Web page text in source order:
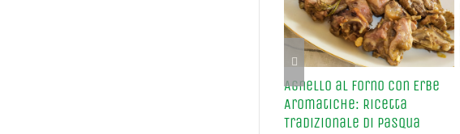
Agnello al Forno con Erbe
Aromatiche: Ricetta
Tradizionale di Pasqua